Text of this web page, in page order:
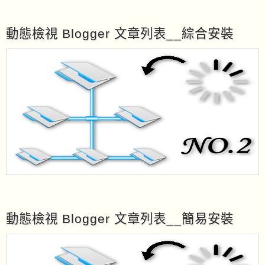
動態檢視 Blogger 文章列表__綜合安裝
動態檢視 Blogger 文章列表__簡易安裝